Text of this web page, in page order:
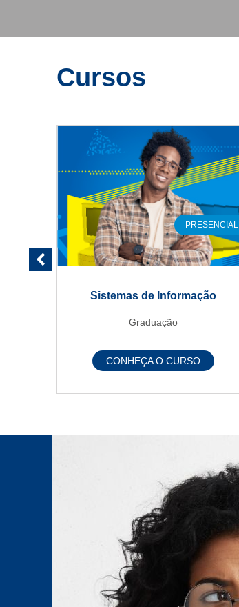
Cursos
PRESENCIAL
Sistemas de Informação
Graduação
CONHEÇA O CURSO